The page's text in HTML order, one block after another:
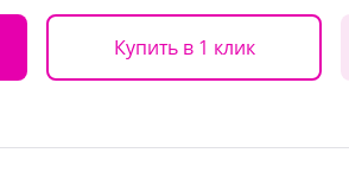
Купить в 1 клик